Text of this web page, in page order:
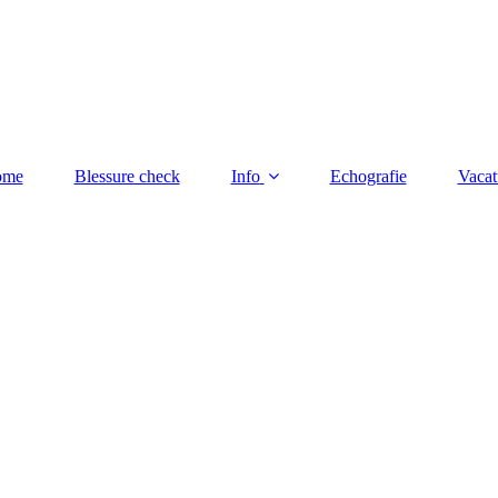
Blessure check Info Echografie